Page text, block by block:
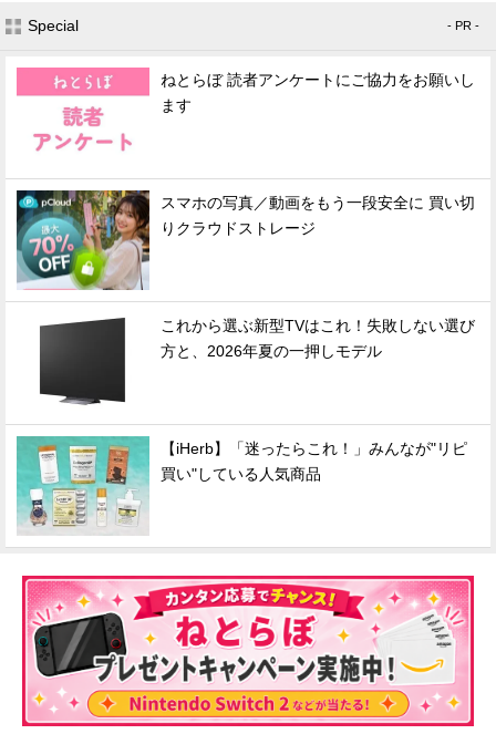
Special - PR -
ねとらぼ 読者アンケートにご協力をお願いし
ます
スマホの写真／動画をもう一段安全に 買い切
りクラウドストレージ
これから選ぶ新型TVはこれ！失敗しない選び
方と、2026年夏の一押しモデル
【iHerb】「迷ったらこれ！」みんなが"リピ
買い"している人気商品